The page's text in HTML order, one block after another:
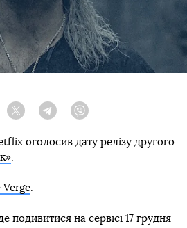
Twitter Telegram
оголосив дату релізу другого
.
Verge.
подивитися на сервісі 17 грудня